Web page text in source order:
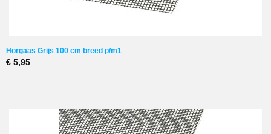
Horgaas Grijs 100 cm breed p/m1
€ 5,95